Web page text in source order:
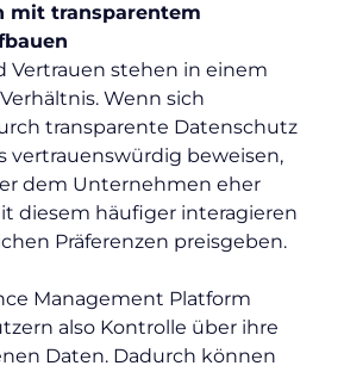
mit transparentem
Vertrauen stehen in einem
Wenn sich
transparente Datenschutz
vertrauenswürdig beweisen,
dem Unternehmen eher
diesem häufiger interagieren
Präferenzen preisgeben.
Management Platform
also Kontrolle über ihre
Daten. Dadurch können